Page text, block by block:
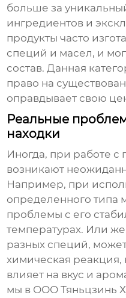
больше за
ингредиентов и
продукты часто
специй и масел, и
состав. Данная
право на
оправдывает свою
Реальные
находки
Иногда, при работе с
возникают
Например, при
определенного типа
проблемы с его
температурах. Или
разных специй,
химическая реакция,
влияет на вкус и
мы в ООО Тяньцзинь